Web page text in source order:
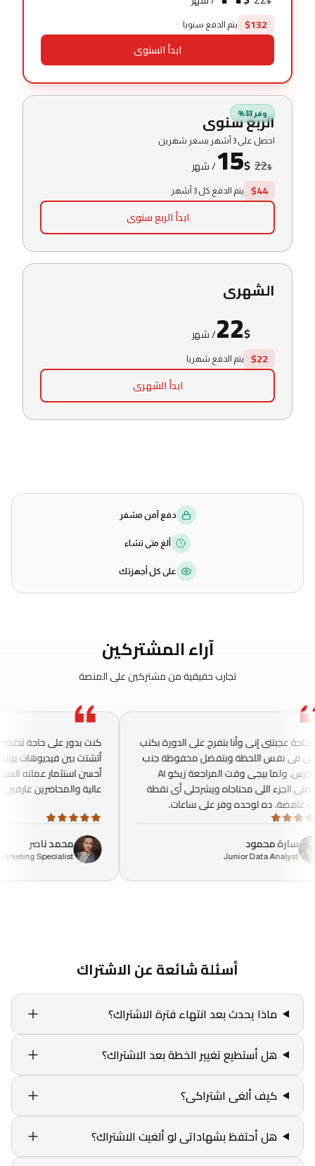
$132
يتم الدفع سنويا
ابدأ السنوى
وفر 33%
الربع سنوى
احصل على 3 أشهر بسعر شهرين
22$
15$
/شهر
$44
يتم الدفع كل 3 أشهر
ابدأ الربع سنوى
الشهرى
22$
/شهر
$22
يتم الدفع شهريا
ابدأ الشهرى
دفع آمن مشفر
ألغ متى تشاء
على كل أجهزتك
آراء المشتركين
تجارب حقيقية من مشتركين على المنصة
حاجة عجبتنى إنى وأنا بتفرج على الدورة بكتب
فى نفس اللحظة وبتفضل محفوظة جنب
كل درس. ولما بيجى وقت المراجعة زيكو AI
الجزء اللى محتاجاه ويشرحلى أى نقطة
غامضة. ده لوحده وفر على ساعات.
سارة محمود
Junior Data Analyst
كنت بدور على حاجة
أتشتت بين فيديوهات
أحسن استثمار عملته
عالية والمحاضرين عارفين
م محمد ناصر
Specialist
أسئلة شائعة عن الاشتراك
ماذا يحدث بعد انتهاء فترة الاشتراك؟
هل أستطيع تغيير الخطة بعد الاشتراك؟
كيف ألغى اشتراكى؟
هل أحتفظ بشهاداتى لو ألغيت الاشتراك؟